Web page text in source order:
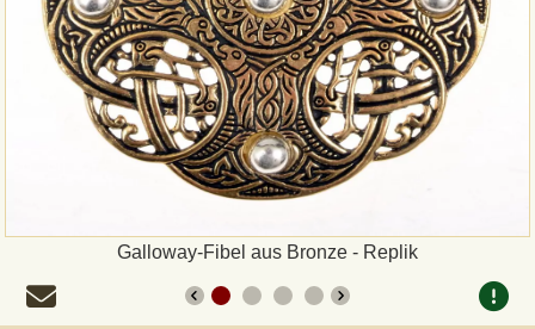
Galloway-Fibel aus Bronze - Replik
PayPal
Vorkasse
Versandarten und Retouren
UPS